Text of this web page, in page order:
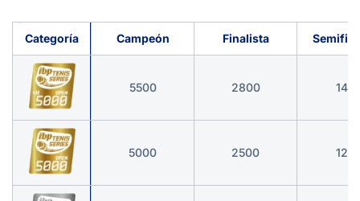
Categoría Campeón Finalista
5500 2800
5000 2500